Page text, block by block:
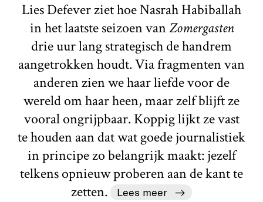
Lies Defever ziet hoe Nasrah Habiballah
in het laatste seizoen vanZomergasten
drie uur lang strategisch de handrem
aangetrokken houdt. Via fragmenten van
anderen zien we haar liefde voor de
wereld om haar heen, maar zelf blijft ze
vooral ongrijpbaar. Koppig lijkt ze vast
te houden aan dat wat goede journalistiek
in principe zo belangrijk maakt: jezelf
telkens opnieuw proberen aan de kant te
zetten.
Lees meer